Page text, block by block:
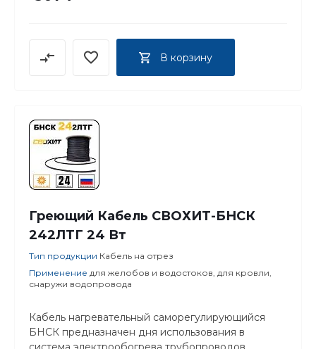
В корзину
Греющий Кабель СВОХИТ-БНСК
242ЛТГ 24 Вт
Тип продукции Кабель на отрез
Применение для желобов и водостоков, для кровли,
снаружи водопровода
Кабель нагревательный саморегулирующийся
БНСК предназначен дня использования в